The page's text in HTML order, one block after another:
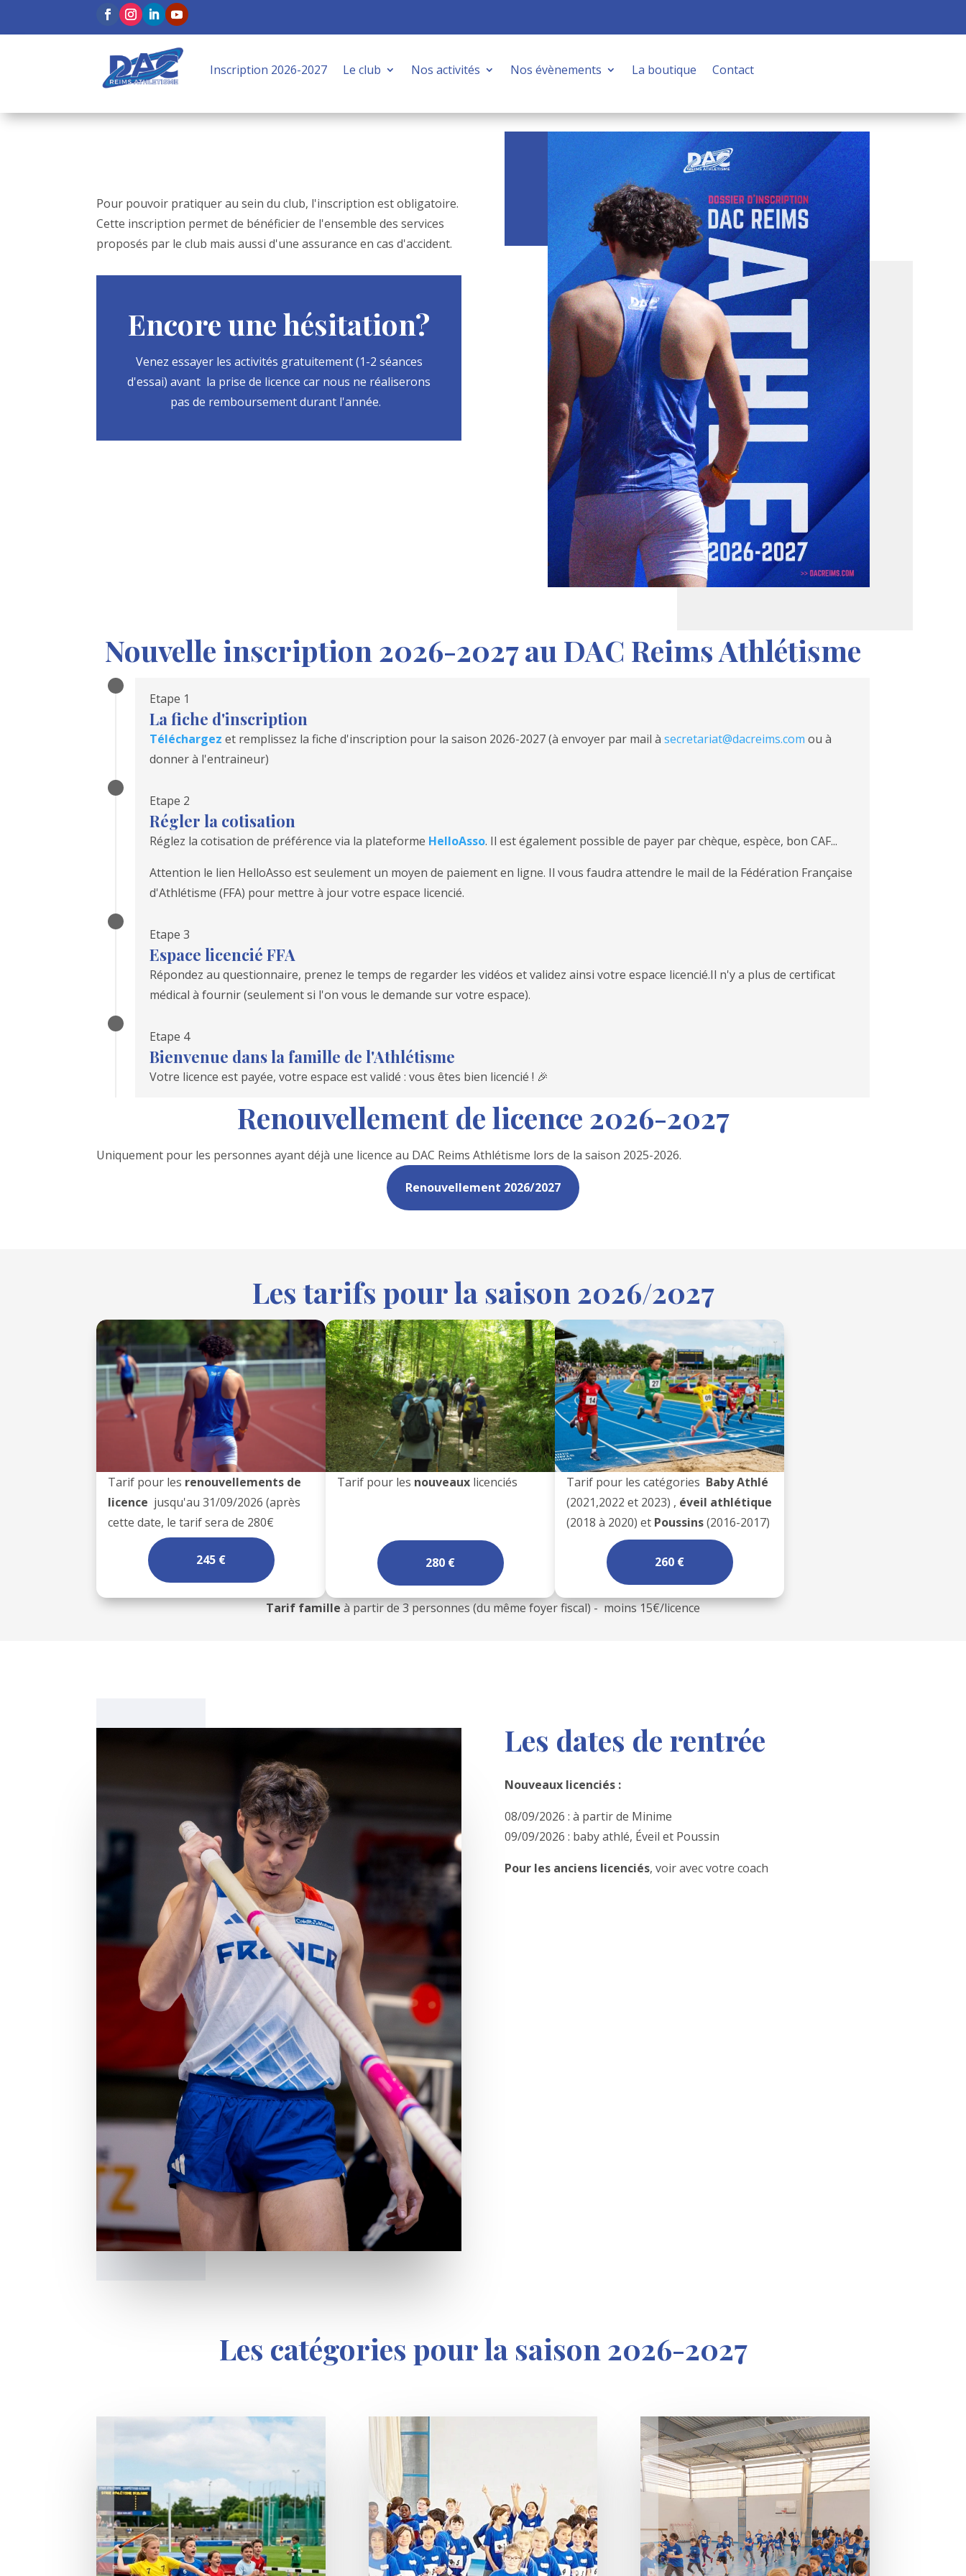
Inscription 2026-2027 Le club Nos activités Nos évènements La boutique Contact
Pour pouvoir pratiquer au sein du club, l'inscription est obligatoire.
Cette inscription permet de bénéficier de l'ensemble des services
proposés par le club mais aussi d'une assurance en cas d'accident.
Encore une hésitation?
Venez essayer les activités gratuitement (1-2 séances
d'essai) avant la prise de licence car nous ne réaliserons
pas de remboursement durant l'année.
Nouvelle inscription 2026-2027 au DAC Reims Athlétisme
Etape 1
La fiche d'inscription
Téléchargez et remplissez la fiche d'inscription pour la saison 2026-2027 (à envoyer par mail àsecretariat@dacreims.com ou à
donner à l'entraineur)
Etape 2
Régler la cotisation
Réglez la cotisation de préférence via la plateforme HelloAsso. Il est également possible de payer par chèque, espèce, bon CAF...
Attention le lien HelloAsso est seulement un moyen de paiement en ligne. Il vous faudra attendre le mail de la Fédération Française
d'Athlétisme (FFA) pour mettre à jour votre espace licencié.
Etape 3
Espace licencié FFA
Répondez au questionnaire, prenez le temps de regarder les vidéos et validez ainsi votre espace licencié.Il n'y a plus de certificat
médical à fournir (seulement si l'on vous le demande sur votre espace).
Etape 4
Bienvenue dans la famille de l'Athlétisme
Votre licence est payée, votre espace est validé : vous êtes bien licencié ! 🎉
Renouvellement de licence 2026-2027
Uniquement pour les personnes ayant déjà une licence au DAC Reims Athlétisme lors de la saison 2025-2026.
Renouvellement 2026/2027
Les tarifs pour la saison 2026/2027
Tarif pour les renouvellements de
licence jusqu'au 31/09/2026 (après
cette date, le tarif sera de 280€
245 €
Tarif pour les nouveaux licenciés
280 €
Tarif pour les catégories Baby Athlé
(2021,2022 et 2023) , éveil athlétique
(2018 à 2020) et Poussins(2016-2017)
260 €
Tarif familleà partir de 3 personnes (du même foyer fiscal) - moins 15€/licence
Les dates de rentrée
Nouveaux licenciés :
08/09/2026 : à partir de Minime
09/09/2026 : baby athlé, Éveil et Poussin
Pour les anciens licenciés, voir avec votre coach
Les catégories pour la saison 2026-2027